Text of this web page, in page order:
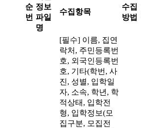
순
번
정보
파일
명
수집항목
수집
방법
[필수] 이름, 집연
락처, 주민등록번
호, 외국인등록번
호, 기타(학번, 사
진, 성별, 입학일
자, 소속, 학년, 학
적상태, 입학전
형, 입학정보(모
집구분, 모집전